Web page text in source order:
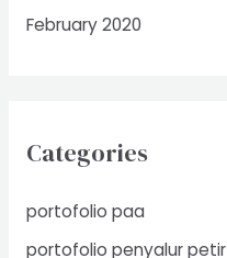
February 2020
Categories
portofolio paa
portofolio penyalur petir